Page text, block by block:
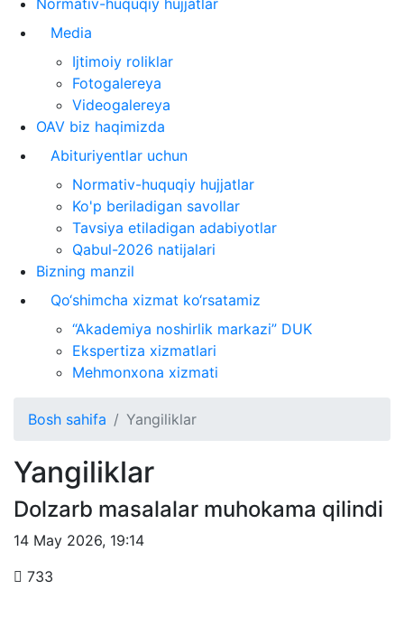
Normativ-huquqiy hujjatlar
Media
Ijtimoiy roliklar
Fotogalereya
Videogalereya
OAV biz haqimizda
Abituriyentlar uchun
Normativ-huquqiy hujjatlar
Ko'p beriladigan savollar
Tavsiya etiladigan adabiyotlar
Qabul-2026 natijalari
Bizning manzil
Qo‘shimcha xizmat ko‘rsatamiz
“Akademiya noshirlik markazi” DUK
Ekspertiza xizmatlari
Mehmonxona xizmati
Bosh sahifa Yangiliklar
Yangiliklar
Dolzarb masalalar muhokama qilindi
14 May 2026, 19:14
733